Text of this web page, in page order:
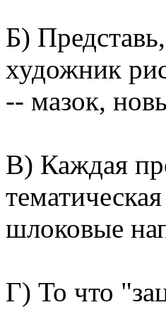
Б)
художник
-- мазок,
В) Каждая
шлоковые
Г) То что